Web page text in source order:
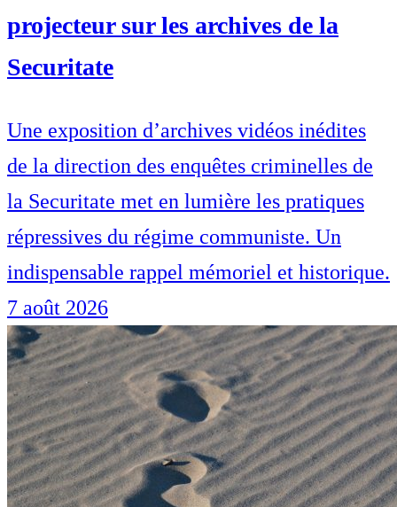
projecteur sur les archives de la
Securitate
Une exposition d’archives vidéos inédites
de la direction des enquêtes criminelles de
la Securitate met en lumière les pratiques
répressives du régime communiste. Un
indispensable rappel mémoriel et historique.
7 août 2026